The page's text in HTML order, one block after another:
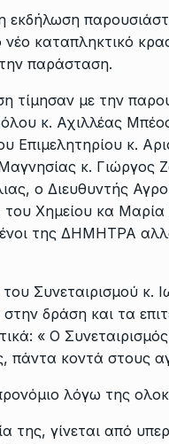
εκδήλωση
νέο καταπληκτικό
παράσταση.
τίμησαν με την
κ. Αχιλλέας
Επιμελητηρίου κ.
κ. Γιώργος
ο Διευθυντής
του Χημείου κα
της ΔΗΜΗΤΡΑ
Συνεταιρισμού κ.
δράση και τα
« Ο
πάντα κοντά στους
λόγω της
της, γίνεται από